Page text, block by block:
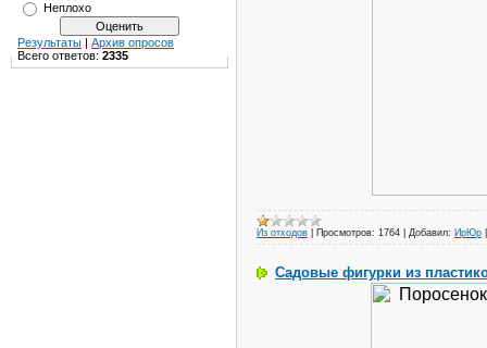
Неплохо
Результаты | Архив опросов
Всего ответов: 2335
Из отходов Просмотров: 1764 Добавил: ИрЮр
Садовые фигурки из